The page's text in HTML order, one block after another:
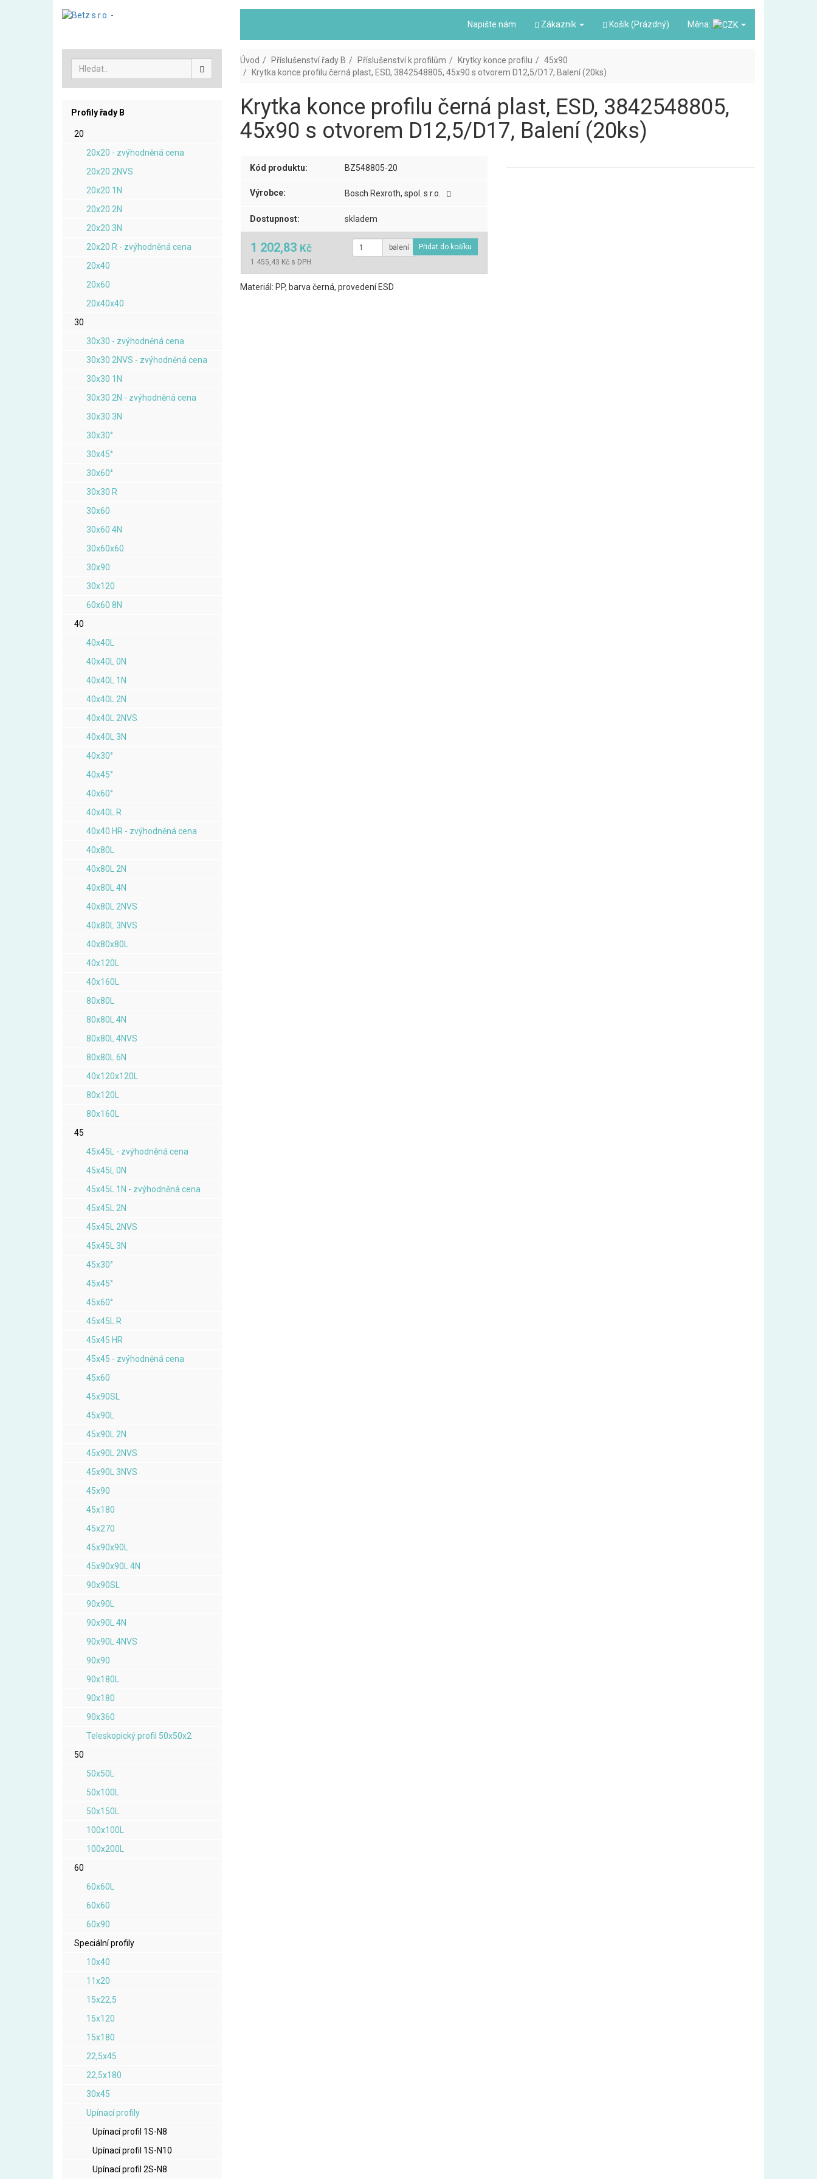
Napište nám Zákazník Košík (Prázdný) Měna:
Profily řady B
20
20x20 - zvýhodněná cena
20x20 2NVS
20x20 1N
20x20 2N
20x20 3N
20x20 R - zvýhodněná cena
20x40
20x60
20x40x40
30
30x30 - zvýhodněná cena
30x30 2NVS - zvýhodněná cena
30x30 1N
30x30 2N - zvýhodněná cena
30x30 3N
30x30°
30x45°
30x60°
30x30 R
30x60
30x60 4N
30x60x60
30x90
30x120
60x60 8N
40
40x40L
40x40L 0N
40x40L 1N
40x40L 2N
40x40L 2NVS
40x40L 3N
40x30°
40x45°
40x60°
40x40L R
40x40 HR - zvýhodněná cena
40x80L
40x80L 2N
40x80L 4N
40x80L 2NVS
40x80L 3NVS
40x80x80L
40x120L
40x160L
80x80L
80x80L 4N
80x80L 4NVS
80x80L 6N
40x120x120L
80x120L
80x160L
45
45x45L - zvýhodněná cena
45x45L 0N
45x45L 1N - zvýhodněná cena
45x45L 2N
45x45L 2NVS
45x45L 3N
45x30°
45x45°
45x60°
45x45L R
45x45 HR
45x45 - zvýhodněná cena
45x60
45x90SL
45x90L
45x90L 2N
45x90L 2NVS
45x90L 3NVS
45x90
45x180
45x270
45x90x90L
45x90x90L 4N
90x90SL
90x90L
90x90L 4N
90x90L 4NVS
90x90
90x180L
90x180
90x360
Teleskopický profil 50x50x2
50
50x50L
50x100L
50x150L
100x100L
100x200L
60
60x60L
60x60
60x90
Speciální profily
10x40
11x20
15x22,5
15x120
15x180
22,5x45
22,5x180
30x45
Upínací profily
Upínací profil 1S-N8
Upínací profil 1S-N10
Upínací profil 2S-N8
Úvod Příslušenství řady B Příslušenství k profilům Krytky konce profilu
45x90
Krytka konce profilu černá plast, ESD, 3842548805, 45x90 s otvorem D12,5/D17, Balení (20ks)
Krytka konce profilu černá plast, ESD, 3842548805,
45x90 s otvorem D12,5/D17, Balení (20ks)
Kód produktu: BZ548805-20
Výrobce: Bosch Rexroth, spol. s r.o.
Dostupnost: skladem
1 202,83 Kč
1 455,43 Kč s DPH
balení
Materiál: PP, barva černá, provedení ESD